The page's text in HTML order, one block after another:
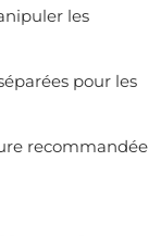
les
pour les
recommandée